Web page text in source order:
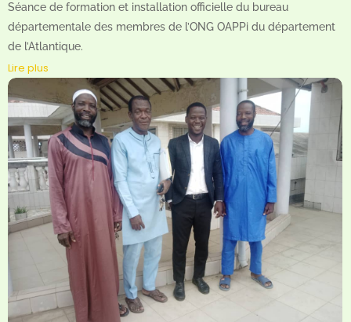
Séance de formation et installation officielle du bureau
départementale des membres de l’ONG OAPPi du département
de l’Atlantique.
Lire plus